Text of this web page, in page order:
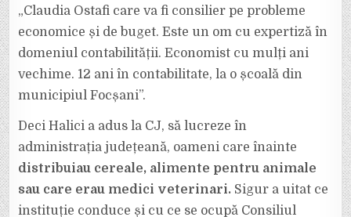
„Claudia Ostafi care va fi consilier pe probleme
economice și de buget. Este un om cu expertiză în
domeniul contabilității. Economist cu mulți ani
vechime. 12 ani în contabilitate, la o școală din
municipiul Focșani”.
Deci Halici a adus la CJ, să lucreze în
administrația județeană, oameni care înainte
distribuiau cereale, alimente pentru animale
sau care erau medici veterinari. Sigur a uitat ce
instituție conduce și cu ce se ocupă Consiliul